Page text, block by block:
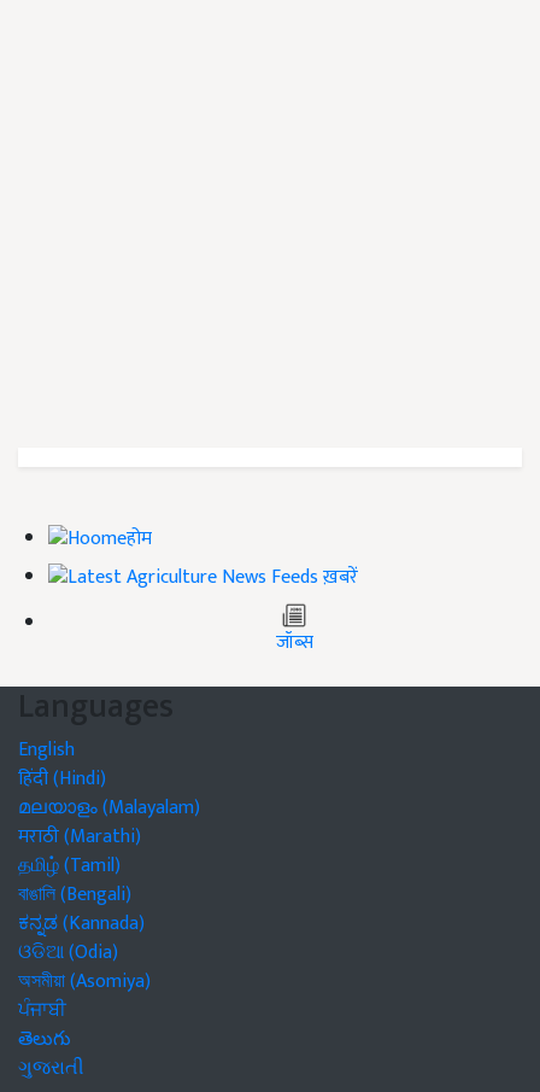
होम
ख़बरें
जॉब्स
Languages
English
हिंदी (Hindi)
മലയാളം (Malayalam)
मराठी (Marathi)
தமிழ் (Tamil)
বাঙালি (Bengali)
ಕನ್ನಡ (Kannada)
ଓଡିଆ (Odia)
অসমীয়া (Asomiya)
ਪੰਜਾਬੀ
తెలుగు
ગુજરાતી